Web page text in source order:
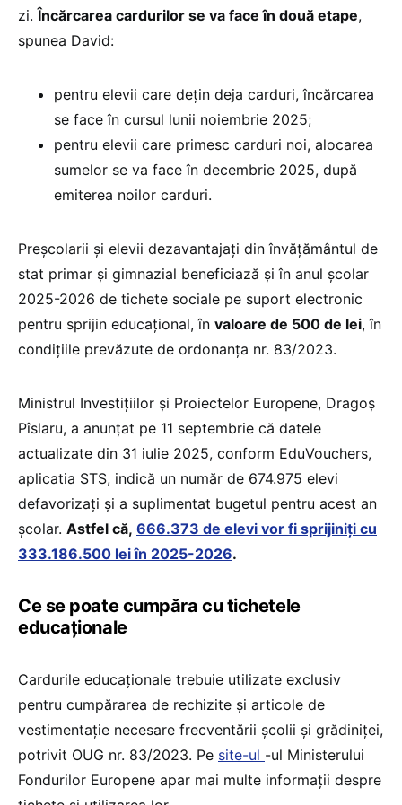
zi.Încărcarea cardurilor se va face în două etape,
spunea David:
pentru elevii care dețin deja carduri, încărcarea
se face în cursul lunii noiembrie 2025;
pentru elevii care primesc carduri noi, alocarea
sumelor se va face în decembrie 2025, după
emiterea noilor carduri.
Preșcolarii și elevii dezavantajați din învățământul de
stat primar și gimnazial beneficiază și în anul școlar
2025-2026 de tichete sociale pe suport electronic
pentru sprijin educațional, în valoare de 500 de lei, în
condițiile prevăzute de ordonanța nr. 83/2023.
Ministrul Investițiilor și Proiectelor Europene, Dragoș
Pîslaru, a anunțat pe 11 septembrie că datele
actualizate din 31 iulie 2025, conform EduVouchers,
aplicatia STS, indică un număr de 674.975 elevi
defavorizați și a suplimentat bugetul pentru acest an
școlar. Astfel că, 666.373 de elevi vor fi sprijiniți cu
333.186.500 lei în 2025-2026.
Ce se poate cumpăra cu tichetele
educaționale
Cardurile educaționale trebuie utilizate exclusiv
pentru cumpărarea de rechizite și articole de
vestimentaţie necesare frecventării şcolii şi grădiniţei,
potrivit OUG nr. 83/2023. Pe site-ul -ul Ministerului
Fondurilor Europene apar mai multe informații despre